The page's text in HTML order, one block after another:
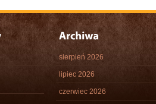
sierpień 2026
lipiec 2026
czerwiec 2026